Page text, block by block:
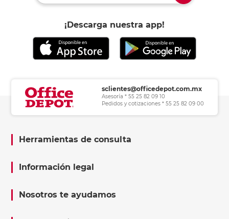
¡Descarga nuestra app!
sclientes@officedepot.com.mx
Asesoría * 55 25 82 09 10
Pedidos y cotizaciones * 55 25 82 09 00
Herramientas de consulta
Información legal
Nosotros te ayudamos